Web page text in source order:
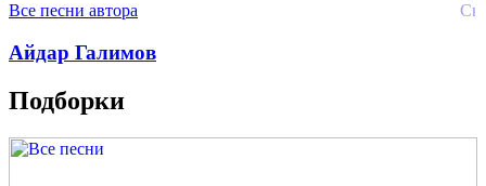
Все песни автора
Айдар Галимов
Подборки